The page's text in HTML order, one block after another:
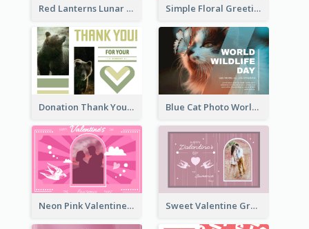
Red Lanterns Lunar New Year Greeting Card Simple Floral Greeting Card Of Valentine's Day
Donation Thank You Card Blue Cat Photo World Wildlife Day Greeting Card
Neon Pink Valentine Greeting Card Design Ideas Sweet Valentine Greeting Card Design Ideas